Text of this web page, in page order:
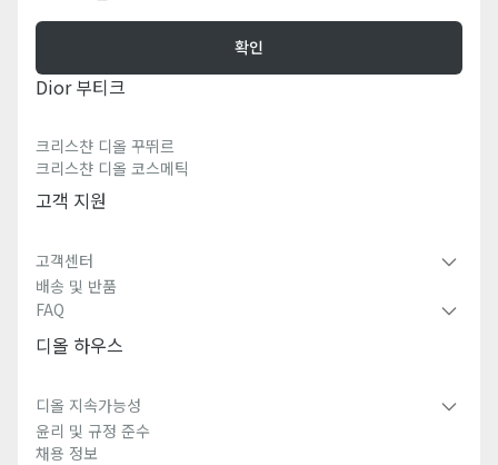
확인
Dior 부티크
크리스챤 디올 꾸뛰르
크리스챤 디올 코스메틱
고객 지원
고객센터
배송 및 반품
FAQ
디올 하우스
디올 지속가능성
윤리 및 규정 준수
채용 정보